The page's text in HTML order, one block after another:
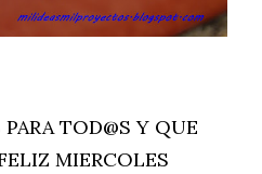
TOD@S Y QUE
MIERCOLES